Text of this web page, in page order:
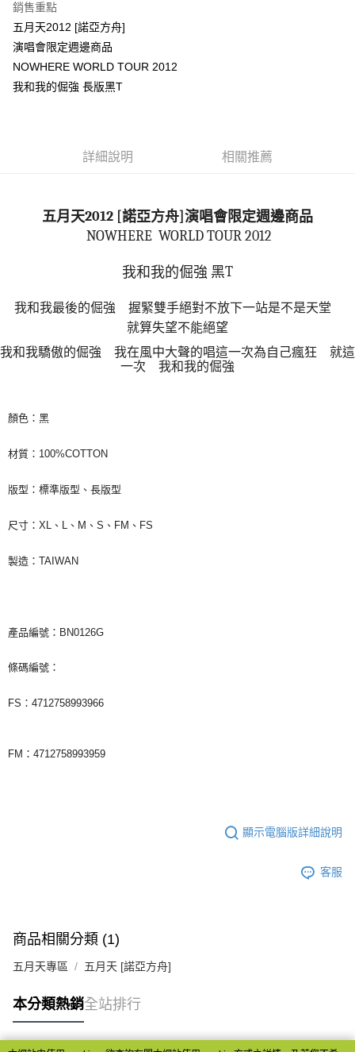
Apple Pay
悠遊付
Google Pay
每筆NT$65，滿NT$1,000(含以上)免運費
每筆NT$65，滿NT$1,000(含以上)免運費
7-11取貨付款
每筆NT$65，滿NT$1,000(含以上)免運費
付款後7-11取貨
銷售重點
五月天2012 [諾亞方舟]
演唱會限定週邊商品
NOWHERE WORLD TOUR 2012
我和我的倔強 長版黑T
詳細說明 相關推薦
五月天2012 [諾亞方舟] 演唱會限定週邊商品
NOWHERE WORLD TOUR 2012
我和我的倔強 黑T
我和我最後的倔強 握緊雙手絕對不放下一站是不是天堂
就算失望不能絕望
我和我驕傲的倔強 我在風中大聲的唱這一次為自己瘋狂 就這
一次 我和我的倔強
顏色：黑
材質：100%COTTON
版型：標準版型、長版型
尺寸：XL、L、M、S、FM、FS
製造：TAIWAN
產品編號：BN0126G
條碼編號：
FS：4712758993966
FM：4712758993959
顯示電腦版詳細說明
客服
商品相關分類 (1)
五月天專區 五月天 [諾亞方舟]
本分類熱銷全站排行